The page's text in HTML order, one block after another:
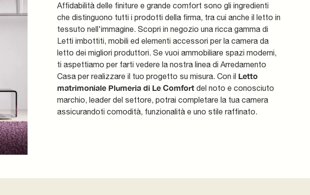
Affidabilità delle finiture e grande comfort sono gli ingredienti
che distinguono tutti i prodotti della firma, tra cui anche il letto in
tessuto nell'immagine. Scopri in negozio una ricca gamma di
Letti imbottiti, mobili ed elementi accessori per la camera da
letto dei migliori produttori. Se vuoi ammobiliare spazi moderni,
ti aspettiamo per farti vedere la nostra linea di Arredamento
Casa per realizzare il tuo progetto su misura. Con il Letto
matrimoniale Plumeria di Le Comfort del noto e conosciuto
marchio, leader del settore, potrai completare la tua camera
assicurandoti comodità, funzionalità e uno stile raffinato.